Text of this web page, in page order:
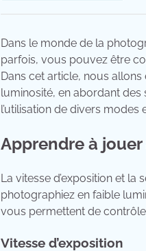
Dans le monde de la
parfois, vous pouvez être
Dans cet article, nous
luminosité, en abordant des
l’utilisation de divers modes
Apprendre à jouer
La vitesse d’exposition et
photographiez en faible
vous permettent de
Vitesse d’exposition